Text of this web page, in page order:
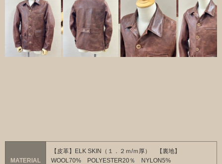
MATERIAL
【皮革】ELK SKIN（１．２ｍ/ｍ厚） 【裏地】
WOOL70% POLYESTER20％ NYLON5%